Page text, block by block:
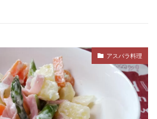
アスパラ料理